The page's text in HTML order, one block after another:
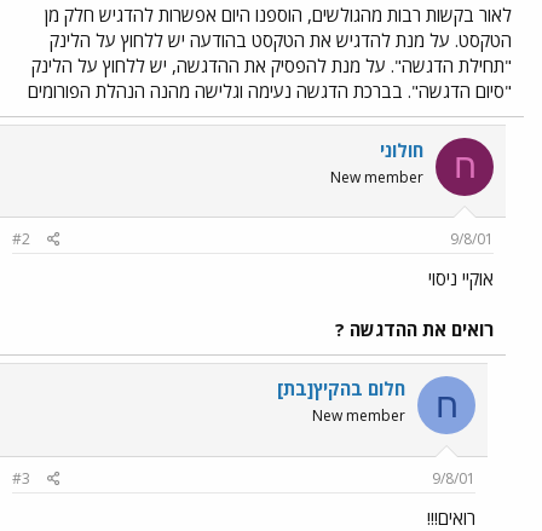
לאור בקשות רבות מהגולשים, הוספנו היום אפשרות להדגיש חלק מן
הטקסט. על מנת להדגיש את הטקסט בהודעה יש ללחוץ על הלינק
"תחילת הדגשה". על מנת להפסיק את ההדגשה, יש ללחוץ על הלינק
"סיום הדגשה". בברכת הדגשה נעימה וגלישה מהנה הנהלת הפורומים
ח חולוני
New member
9/8/01
#2
אוקיי ניסוי
רואים את ההדגשה ?
ח חלום בהקיץ[בת]
New member
9/8/01
#3
רואים!!!